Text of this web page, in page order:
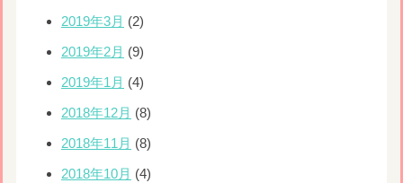
2019年3月 (2)
2019年2月 (9)
2019年1月 (4)
2018年12月 (8)
2018年11月 (8)
2018年10月 (4)